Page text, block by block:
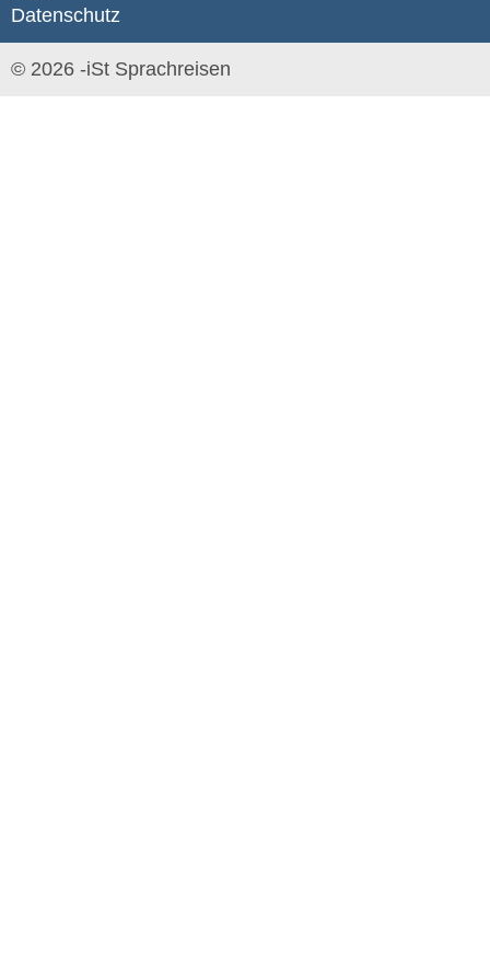
Datenschutz
© 2026 -iSt Sprachreisen